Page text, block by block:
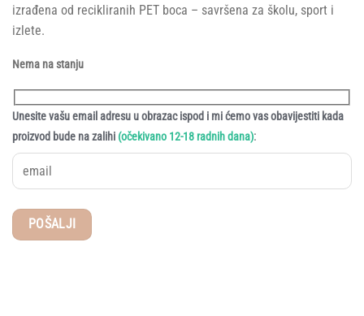
izrađena od recikliranih PET boca – savršena za školu, sport i
izlete.
Nema na stanju
Unesite vašu email adresu u obrazac ispod i mi ćemo vas obavijestiti kada
proizvod bude na zalihi (očekivano 12-18 radnih dana):